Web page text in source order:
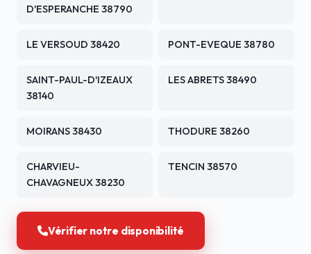
D'ESPERANCHE 38790
LE VERSOUD 38420 PONT-EVEQUE 38780
SAINT-PAUL-D'IZEAUX
38140
LES ABRETS 38490
MOIRANS 38430 THODURE 38260
CHARVIEU-
CHAVAGNEUX 38230
TENCIN 38570
Vérifier notre disponibilité